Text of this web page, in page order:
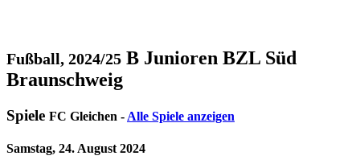
Fußball, 2024/25 B Junioren BZL Süd
Braunschweig
Spiele FC Gleichen - Alle Spiele anzeigen
Samstag, 24. August 2024